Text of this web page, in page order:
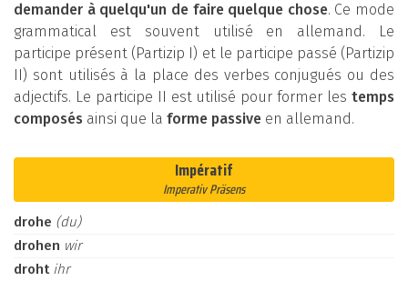
demander à quelqu'un de faire quelque chose. Ce mode
grammatical est souvent utilisé en allemand. Le
participe présent (Partizip I) et le participe passé (Partizip
II) sont utilisés à la place des verbes conjugués ou des
adjectifs. Le participe II est utilisé pour former les temps
composés ainsi que la forme passive en allemand.
Impératif
Imperativ Präsens
drohe (du)
drohen wir
droht ihr